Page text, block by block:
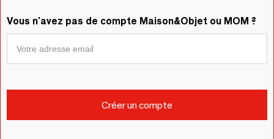
Vous n'avez pas de compte Maison&Objet ou MOM ?